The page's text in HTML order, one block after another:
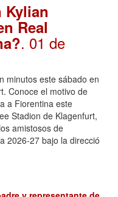
Kylian
Real
. 01 de
minutos este sábado en
Conoce el motivo de
a Fiorentina este
Stadion de Klagenfurt,
amistosos de
2026-27 bajo la direcció